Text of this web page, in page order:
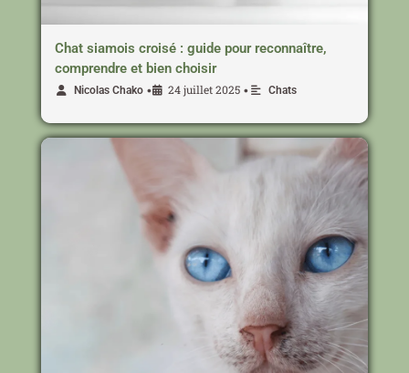
Chat siamois croisé : guide pour reconnaître,
comprendre et bien choisir
Nicolas Chako • 24 juillet 2025 • Chats